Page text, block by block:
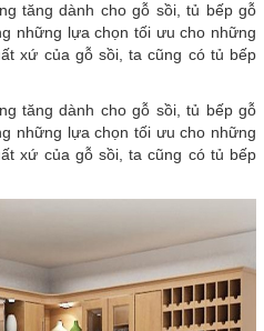
tăng dành cho gỗ sồi, tủ bếp gỗ
những lựa chọn tối ưu cho những
xứ của gỗ sồi, ta cũng có tủ bếp
tăng dành cho gỗ sồi, tủ bếp gỗ
những lựa chọn tối ưu cho những
xứ của gỗ sồi, ta cũng có tủ bếp